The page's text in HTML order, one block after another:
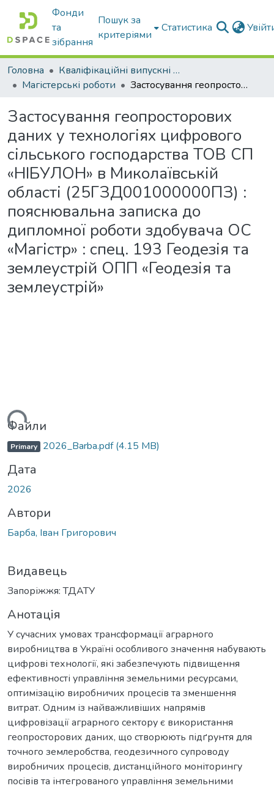
Фонди
та
зібрання
Пошук за
критеріями
Статистика
Головна
Кваліфікаційні випускні роботи бакалаврів і магістрів
Магістерські роботи
Застосування геопросторових даних у технологіях цифрового сільського господарства ТОВ СП «НІБУЛОН» в Миколаївській області (25ГЗД001000000ПЗ) : пояснювальна записка до дипломної роботи здобувача ОС «Магістр» : спец. 193 Геодезія та землеустрій ОПП «Геодезія та землеустрій»
Застосування геопросторових
даних у технологіях цифрового
сільського господарства ТОВ СП
«НІБУЛОН» в Миколаївській
області (25ГЗД001000000ПЗ) :
пояснювальна записка до
дипломної роботи здобувача ОС
«Магістр» : спец. 193 Геодезія та
землеустрій ОПП «Геодезія та
землеустрій»
Файли
Primary 2026_Barba.pdf(4.15 MB)
Дата
2026
Автори
Барба, Іван Григорович
Видавець
Запоріжжя: ТДАТУ
Анотація
У сучасних умовах трансформації аграрного
виробництва в Україні особливого значення набувають
цифрові технології, які забезпечують підвищення
ефективності управління земельними ресурсами,
оптимізацію виробничих процесів та зменшення
витрат. Одним із найважливіших напрямів
цифровізації аграрного сектору є використання
геопросторових даних, що створюють підґрунтя для
точного землеробства, геодезичного супроводу
виробничих процесів, дистанційного моніторингу
посівів та інтегрованого управління земельними